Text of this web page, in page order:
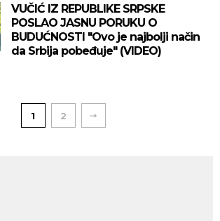
VUČIĆ IZ REPUBLIKE SRPSKE
POSLAO JASNU PORUKU O
BUDUĆNOSTI "Ovo je najbolji način
da Srbija pobeđuje" (VIDEO)
1 2